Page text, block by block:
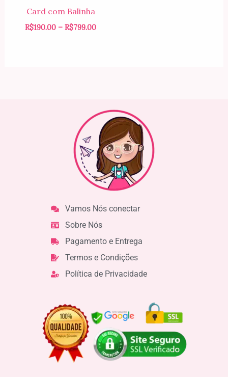
Card com Balinha
R$190.00 – R$799.00
Vamos Nós conectar
Sobre Nós
Pagamento e Entrega
Termos e Condições
Política de Privacidade